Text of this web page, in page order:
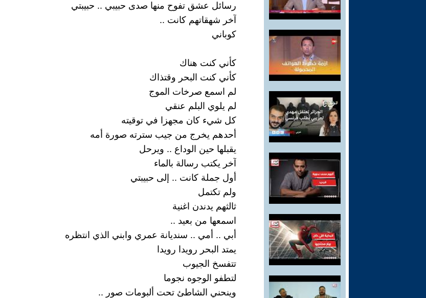
رسائل عشق تفوح منها صدى حبيبي .. حبيبتي
آخر شهقاتهم كانت ..
كوباني
كأني كنت هناك
كأني كنت البحر وقتذاك
لم اسمع صرخات الموج
لم يلوي البلم عنقي
كل شيء كان مجهزا في توقيته
أحدهم يخرج من جيب سترته صورة أمه
يقبلها حين الوداع .. ويرحل
آخر يكتب رسالة بالماء
أول جملة كانت .. إلى حبيبتي
ولم تكتمل
ثالثهم يدندن اغنية
اسمعها من بعيد ..
أبي .. أمي .. سنديانة عمري وابني الذي انتظره
يمتد البحر رويدا رويدا
تتفسخ الجيوب
لتطفو الوجوه نجوما
وينحني الشاطئ تحت ألبومات صور ..